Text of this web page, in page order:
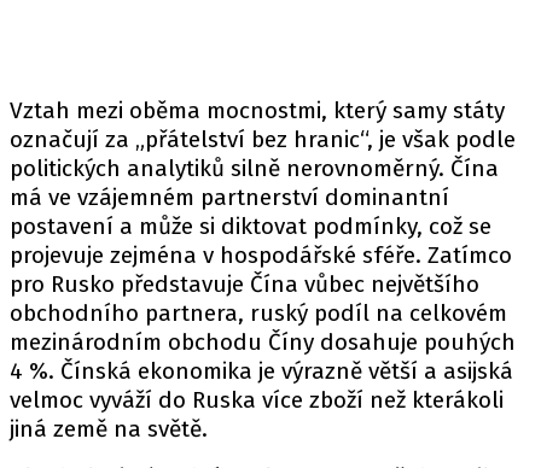
Vztah mezi oběma mocnostmi, který samy státy
označují za „přátelství bez hranic“, je však podle
politických analytiků silně nerovnoměrný. Čína
má ve vzájemném partnerství dominantní
postavení a může si diktovat podmínky, což se
projevuje zejména v hospodářské sféře. Zatímco
pro Rusko představuje Čína vůbec největšího
obchodního partnera, ruský podíl na celkovém
mezinárodním obchodu Číny dosahuje pouhých
4 %. Čínská ekonomika je výrazně větší a asijská
velmoc vyváží do Ruska více zboží než kterákoli
jiná země na světě.